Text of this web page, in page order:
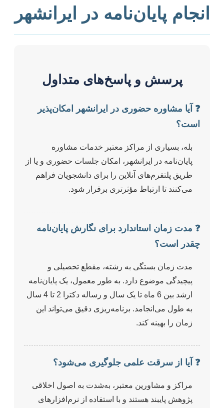
انجام پایان‌نامه در ایرانشهر
پرسش و پاسخ‌های متداول
❓ آیا مشاوره حضوری در ایرانشهر امکان‌پذیر
است؟
بله، بسیاری از مراکز معتبر خدمات مشاوره
پایان‌نامه در ایرانشهر، امکان جلسات حضوری و یا از
طریق پلتفرم‌های آنلاین را برای دانشجویان فراهم
می‌کنند تا ارتباط مؤثرتری برقرار شود.
❓ مدت زمان استاندارد برای نگارش پایان‌نامه
چقدر است؟
مدت زمان بستگی به رشته، مقطع تحصیلی و
پیچیدگی موضوع دارد. به طور معمول، یک پایان‌نامه
ارشد بین 6 ماه تا یک سال و رساله دکترا 2 تا 4 سال
به طول می‌انجامد. برنامه‌ریزی دقیق می‌تواند این
زمان را بهینه کند.
❓ آیا از سرقت علمی جلوگیری می‌شود؟
مراکز و مشاورین معتبر، به‌شدت به اصول اخلاقی
پژوهش پایبند هستند و با استفاده از نرم‌افزارهای